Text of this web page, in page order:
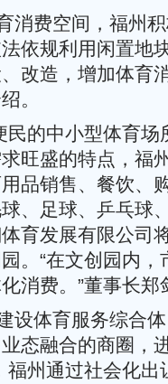
费空间，福州积
依规利用闲置地
改造，增加体育
。
的中小型体育场
旺盛的特点，福
品销售、餐饮、
、足球、乒乓
育发展有限公司
。“在文创园内
消费。”董事长郑
体育服务综合体
态融合的商圈，
福州通过社会化